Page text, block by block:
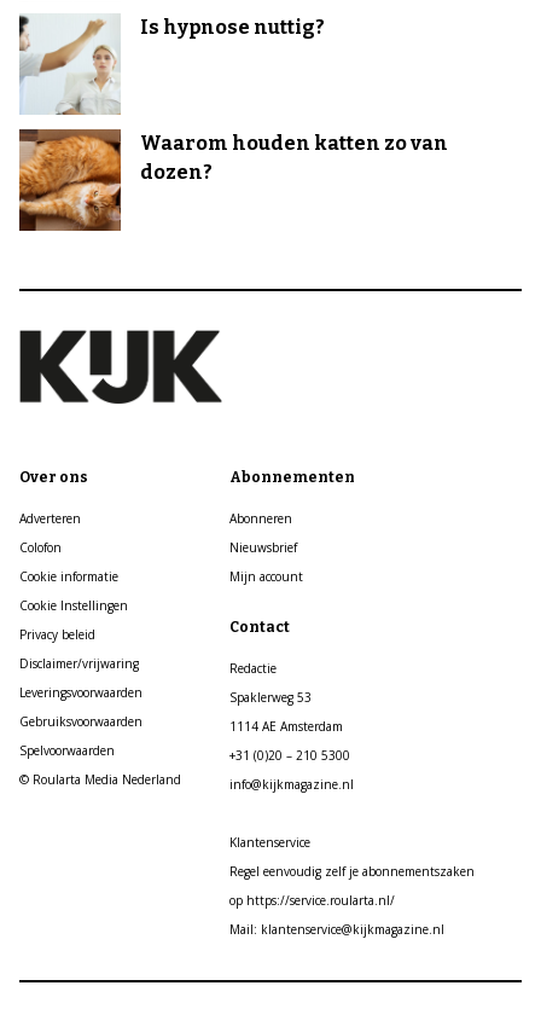
Is hypnose nuttig?
Waarom houden katten zo van
dozen?
Over ons
Adverteren
Colofon
Cookie informatie
Cookie Instellingen
Privacy beleid
Disclaimer/vrijwaring
Leveringsvoorwaarden
Gebruiksvoorwaarden
Spelvoorwaarden
© Roularta Media Nederland
Abonnementen
Abonneren
Nieuwsbrief
Mijn account
Contact
Redactie
Spaklerweg 53
1114 AE Amsterdam
+31 (0)20 – 210 5300
info@kijkmagazine.nl
Klantenservice
Regel eenvoudig zelf je abonnementszaken
op https://service.roularta.nl/
Mail: klantenservice@kijkmagazine.nl